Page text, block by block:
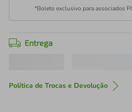
*Boleto exclusivo para associados PJ
Entrega
Política de Trocas e Devolução